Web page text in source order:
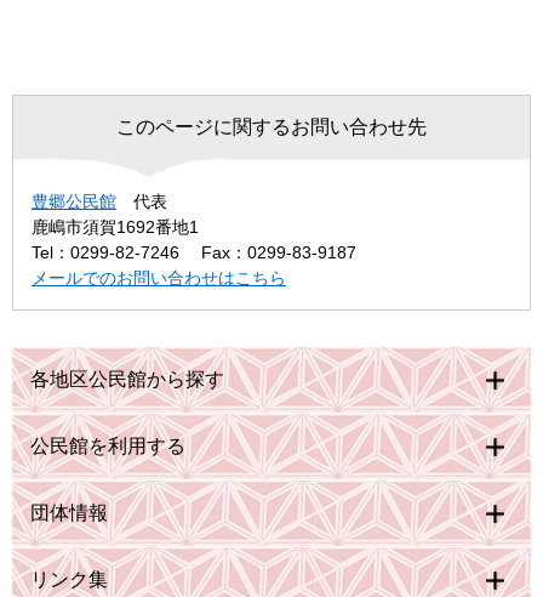
このページに関するお問い合わせ先
豊郷公民館
代表
鹿嶋市須賀1692番地1
Tel：0299-82-7246
Fax：0299-83-9187
メールでのお問い合わせはこちら
各地区公民館から探す
公民館を利用する
団体情報
リンク集